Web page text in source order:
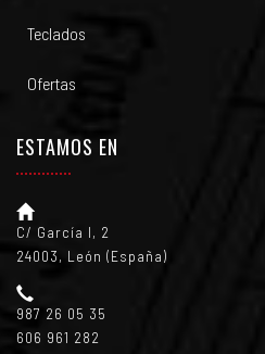
Teclados
Ofertas
ESTAMOS EN
C/ García I, 2
24003, León (España)
987 26 05 35
606 961 282